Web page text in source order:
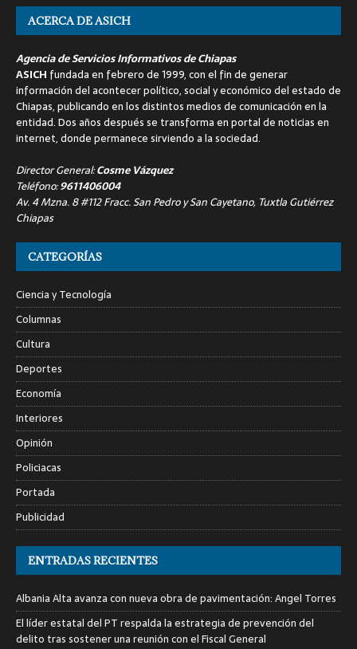
ACERCA DE ASICH
Agencia de Servicios Informativos de Chiapas
ASICH fundada en febrero de 1999, con el fin de generar
información del acontecer político, social y económico del estado de
Chiapas, publicando en los distintos medios de comunicación en la
entidad. Dos años después se transforma en portal de noticias en
internet, donde permanece sirviendo a la sociedad.
Director General:Cosme Vázquez
Teléfono:9611406004
Av. 4 Mzna. 8 #112 Fracc. San Pedro y San Cayetano, Tuxtla Gutiérrez
Chiapas
CATEGORÍAS
Ciencia y Tecnología
Columnas
Cultura
Deportes
Economía
Interiores
Opinión
Policiacas
Portada
Publicidad
ENTRADAS RECIENTES
Albania Alta avanza con nueva obra de pavimentación: Angel Torres
El líder estatal del PT respalda la estrategia de prevención del
delito tras sostener una reunión con el Fiscal General